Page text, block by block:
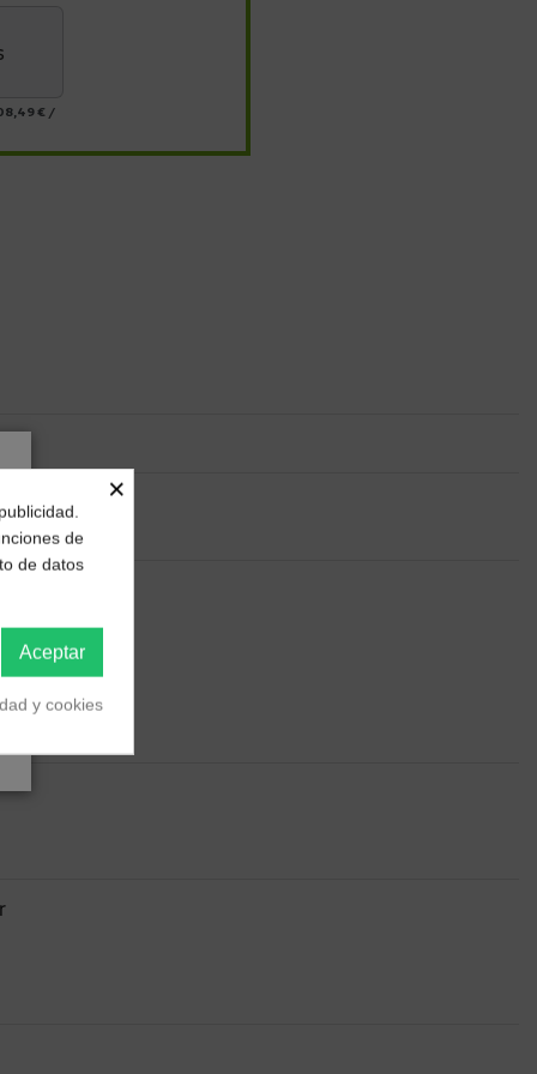
€ /
×
de
de datos
Aceptar
y cookies